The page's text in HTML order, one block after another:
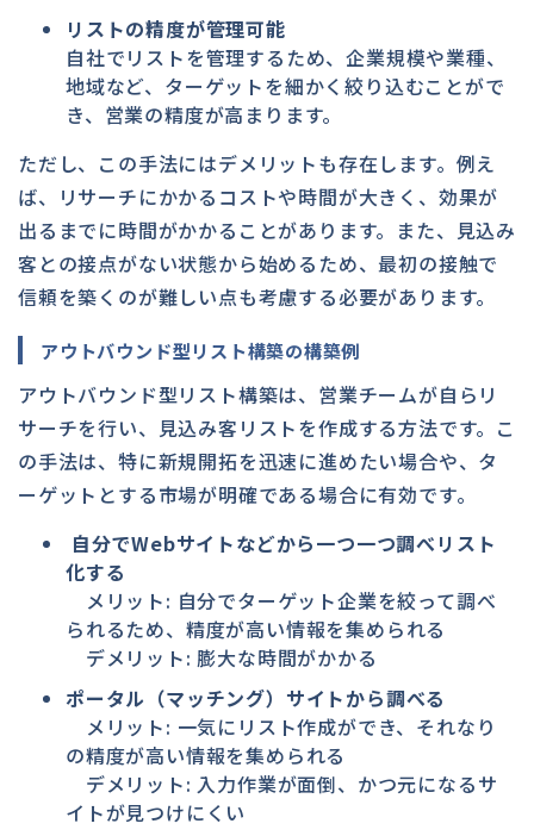
リストの精度が管理可能
自社でリストを管理するため、企業規模や業種、
地域など、ターゲットを細かく絞り込むことがで
き、営業の精度が高まります。
ただし、この手法にはデメリットも存在します。例え
ば、リサーチにかかるコストや時間が大きく、効果が
出るまでに時間がかかることがあります。また、見込み
客との接点がない状態から始めるため、最初の接触で
信頼を築くのが難しい点も考慮する必要があります。
アウトバウンド型リスト構築の構築例
アウトバウンド型リスト構築は、営業チームが自らリ
サーチを行い、見込み客リストを作成する方法です。こ
の手法は、特に新規開拓を迅速に進めたい場合や、タ
ーゲットとする市場が明確である場合に有効です。
自分でWebサイトなどから一つ一つ調べリスト
化する
メリット: 自分でターゲット企業を絞って調べ
られるため、精度が高い情報を集められる
デメリット: 膨大な時間がかかる
ポータル（マッチング）サイトから調べる
メリット: 一気にリスト作成ができ、それなり
の精度が高い情報を集められる
デメリット: 入力作業が面倒、かつ元になるサ
イトが見つけにくい